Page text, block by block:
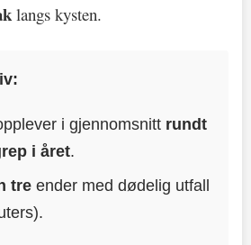
langs kysten.
i gjennomsnitt rundt
i året.
tre ender med dødelig utfall